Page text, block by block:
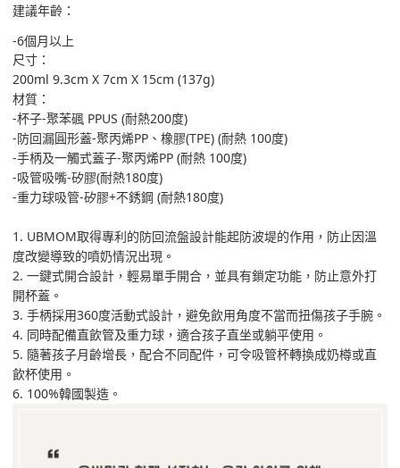
建議年齡：
-6個月以上
尺寸：
200ml 9.3cm X 7cm X 15cm (137g)
材質：
-杯子-聚苯碸 PPUS (耐熱200度)
-防回漏圓形蓋-聚丙烯PP、橡膠(TPE) (耐熱 100度)
-手柄及一觸式蓋子-聚丙烯PP (耐熱 100度)
-吸管吸嘴-矽膠(耐熱180度)
-重力球吸管-矽膠+不銹鋼 (耐熱180度)
1. UBMOM取得專利的防回流盤設計能起防波堤的作用，防止因溫
度改變導致的噴奶情況出現。
2. 一鍵式開合設計，輕易單手開合，並具有鎖定功能，防止意外打
開杯蓋。
3. 手柄採用360度活動式設計，避免飲用角度不當而扭傷孩子手腕。
4. 同時配備直飲管及重力球，適合孩子直坐或躺平使用。
5. 隨著孩子月齡增長，配合不同配件，可令吸管杯轉換成奶樽或直
飲杯使用。
6. 100%韓國製造。